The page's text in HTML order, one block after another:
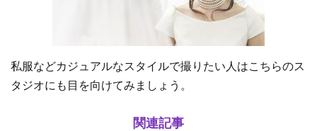
私服などカジュアルなスタイルで撮りたい人はこちらのス
タジオにも目を向けてみましょう。
関連記事